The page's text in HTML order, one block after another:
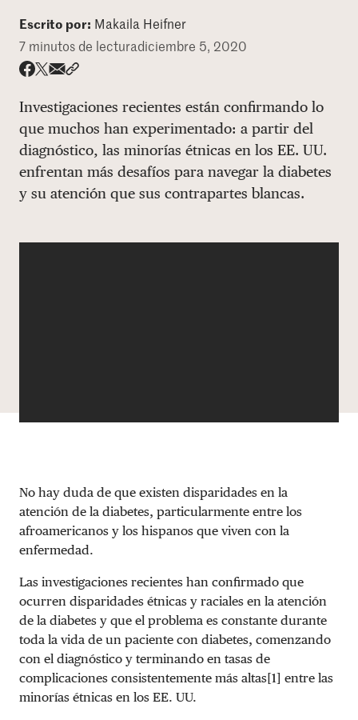
DONAR
Escrito por: Makaila Heifner
7 minutos de lecturadiciembre 5, 2020
Investigaciones recientes están confirmando lo
que muchos han experimentado: a partir del
diagnóstico, las minorías étnicas en los EE. UU.
enfrentan más desafíos para navegar la diabetes
y su atención que sus contrapartes blancas.
No hay duda de que existen disparidades en la
atención de la diabetes, particularmente entre los
afroamericanos y los hispanos que viven con la
enfermedad.
Las investigaciones recientes han confirmado que
ocurren disparidades étnicas y raciales en la atención
de la diabetes y que el problema es constante durante
toda la vida de un paciente con diabetes, comenzando
con el diagnóstico y terminando en tasas de
complicaciones consistentemente más altas[1] entre las
minorías étnicas en los EE. UU.